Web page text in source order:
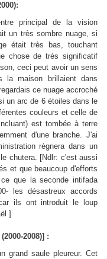
principal de la vision
un très sombre nuage, si
était très bas, touchant
chose de très significatif
ceci peut avoir un sens
la maison brillaient dans
ce nuage accroché
un arc de 6 étoiles dans le
couleurs et celle de
est tombée à terre
d'une branche. J'ai
règnera dans un
chutera. [Ndlr: c'est aussi
et que beaucoup d'efforts
que la seconde intifada
les désastreux accords
ils ont introduit le loup
]
2008)] :
grand saule pleureur. Cet